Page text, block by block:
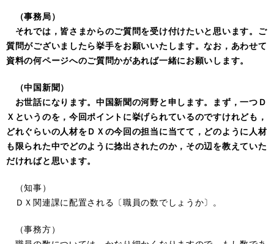
（事務局）
それでは，皆さまからのご質問を受け付けたいと思います。ご
質問がございましたら挙手をお願いいたします。なお，あわせて
資料の何ページへのご質問かがあれば一緒にお願いします。
（中国新聞）
お世話になります。中国新聞の河野と申します。まず，一つＤ
Ｘというのを，今回ポイントに挙げられているのですけれども，
どれぐらいの人材をＤＸの今回の担当に当てて，どのように人材
も限られた中でどのように捻出されたのか，その辺を教えていた
だければと思います。
（知事）
ＤＸ関連課に配置される〔職員の数でしょうか〕。
（事務方）